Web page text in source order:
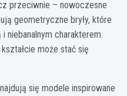
przeciwnie – nowoczesne
geometryczne bryły, które
charakterem.
może stać się
się modele inspirowane